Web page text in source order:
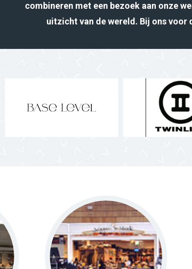
combineren met een bezoek aan onze
uitzicht van de wereld. Bij ons voor